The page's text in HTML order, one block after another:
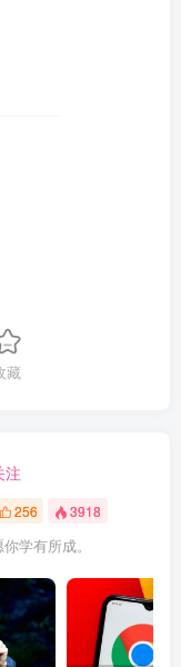
藏
注
256 3918
学有所成。